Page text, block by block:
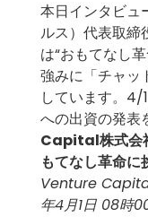
本日インタビュ
ルス）代表取締
は“おもてなし
強みに「チャッ
しています。
への出資の発表
Capital株式会
もてなし革命
Venture
年4月1日 08時